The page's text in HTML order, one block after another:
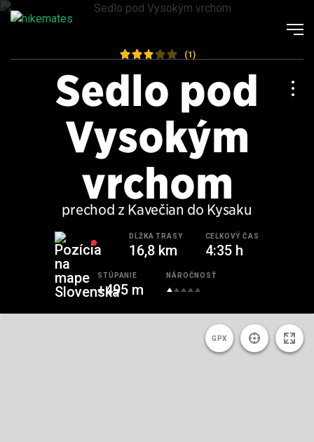
(1)
Sedlo pod
Vysokým
vrchom
prechod z Kavečian do Kysaku
DĹŽKA TRASY
16,8 km
CELKOVÝ ČAS
4:35 h
STÚPANIE
+495 m
NÁROČNOSŤ
GPX